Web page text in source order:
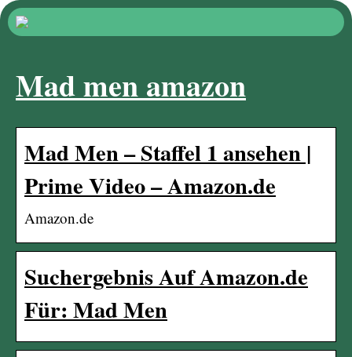
Mad men amazon
Mad Men – Staffel 1 ansehen |
Prime Video – Amazon.de
Amazon.de
Suchergebnis Auf Amazon.de
Für: Mad Men